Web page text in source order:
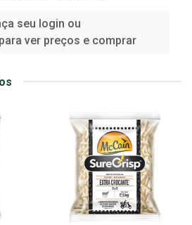
seu login ou
ver preços e comprar